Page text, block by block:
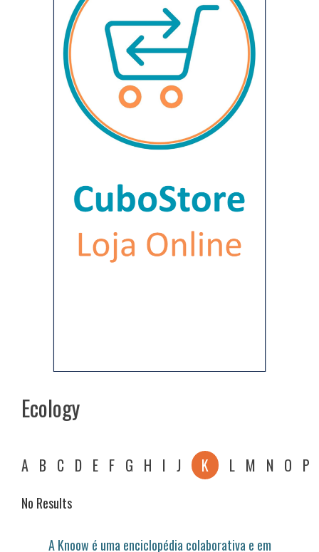
Ecology
A B C D E F G H I J K L M N O P
No Results
A Knoow é uma enciclopédia colaborativa e em